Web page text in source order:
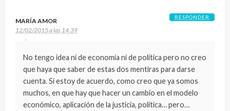
MARÍA AMOR
12/02/2015 a las 14:39
No tengo idea ni de economía ni de política pero no creo
que haya que saber de estas dos mentiras para darse
cuenta. Sí estoy de acuerdo, como creo que ya somos
muchos, en que hay que hacer un cambio en el modelo
económico, aplicación de la justicia, política… pero…
RESPONDER